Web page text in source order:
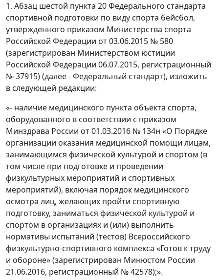
1. Абзац шестой пункта 20 Федерального стандарта
спортивной подготовки по виду спорта бейсбол,
утвержденного приказом Министерства спорта
Российской Федерации от 03.06.2015 № 580
(зарегистрирован Министерством юстиции
Российской Федерации 06.07.2015, регистрационный
№ 37915) (далее - Федеральный стандарт), изложить
в следующей редакции:
«- наличие медицинского пункта объекта спорта,
оборудованного в соответствии с приказом
Минздрава России от 01.03.2016 № 134н «О Порядке
организации оказания медицинской помощи лицам,
занимающимся физической культурой и спортом (в
том числе при подготовке и проведении
физкультурных мероприятий и спортивных
мероприятий), включая порядок медицинского
осмотра лиц, желающих пройти спортивную
подготовку, заниматься физической культурой и
спортом в организациях и (или) выполнить
нормативы испытаний (тестов) Всероссийского
физкультурно-спортивного комплекса «Готов к труду
и обороне» (зарегистрирован Минюстом России
21.06.2016, регистрационный № 42578);».